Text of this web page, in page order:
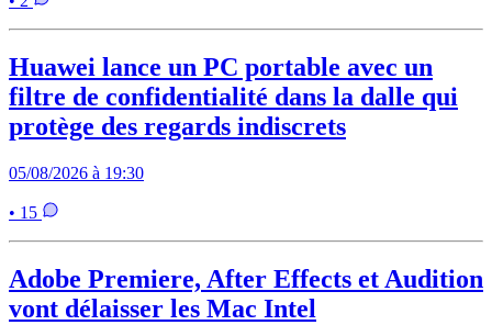
Huawei lance un PC portable avec un
filtre de confidentialité dans la dalle qui
protège des regards indiscrets
05/08/2026 à 19:30
• 15
Adobe Premiere, After Effects et Audition
vont délaisser les Mac Intel